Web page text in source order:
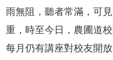
雨無阻，聽者常滿，可
重，時至今日，農圃道
每月仍有講座對校友開